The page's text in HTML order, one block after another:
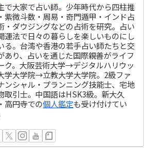
で大家で占い師。少年時代から四柱推
紫微斗数・周易・奇門遁甲・インド占
・ダウジングなどの占術を研究。占い
運法で日々の暮らしを楽しいものにし
る。台湾や香港の若手占い師たちと交
あり、占いを通じた国際親善がライフ
ク。大阪芸術大学→デジタルハリウッ
学大学院→立教大学大学院。2級ファ
ンシャル・プランニング技能士、宅地
取引士。中国語はHSK3級。新大久
高円寺での個人鑑定も受け付けてい